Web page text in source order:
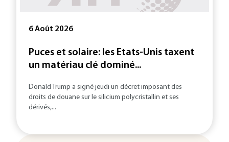
6 Août 2026
Puces et solaire: les Etats-Unis taxent
un matériau clé dominé...
Donald Trump a signé jeudi un décret imposant des
droits de douane sur le silicium polycristallin et ses
dérivés,...